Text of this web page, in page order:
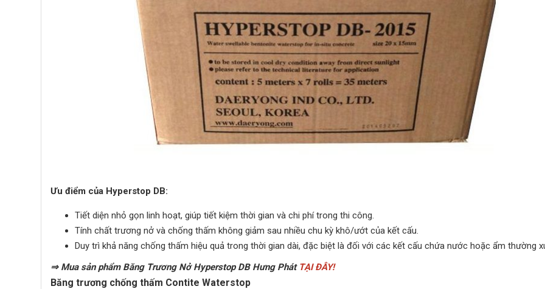
Ưu điểm của Hyperstop DB:
Tiết diện nhỏ gọn linh hoạt, giúp tiết kiệm thời gian và chi phí trong thi công.
Tính chất trương nở và chống thấm không giảm sau nhiều chu kỳ khô/ướt của kết cấu.
Duy trì khả năng chống thấm hiệu quả trong thời gian dài, đặc biệt là đối với các kết cấu chứa nước hoặc ẩm thường
⇒ Mua sản phẩm Băng Trương Nở Hyperstop DB Hưng Phát TẠI ĐÂY!
Băng trương chống thấm Contite Waterstop